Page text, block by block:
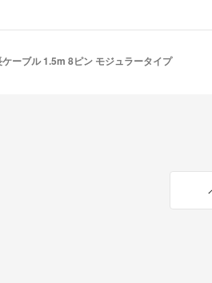
ーブル 1.5m 8ピン モジュラータイプ